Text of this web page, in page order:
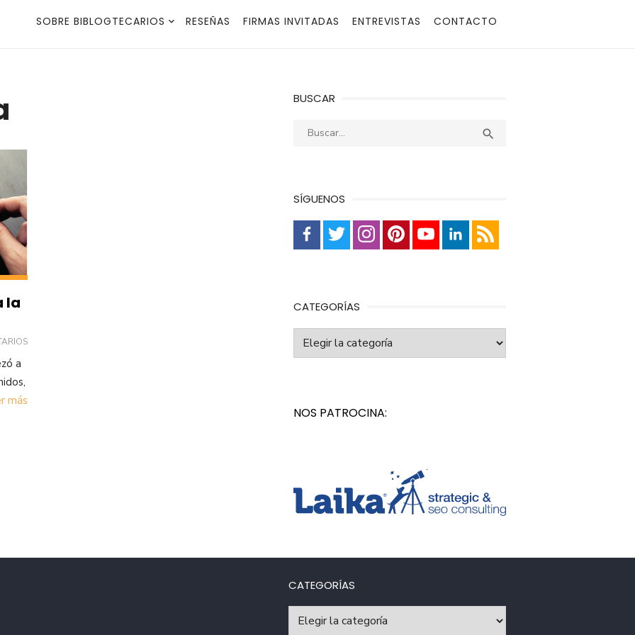
SOBRE BIBLOGTECARIOS RESEÑAS FIRMAS INVITADAS ENTREVISTAS CONTACTO
la
a
más
BUSCAR
Buscar: 
SÍGUENOS
CATEGORÍAS
NOS PATROCINA:
CATEGORÍAS